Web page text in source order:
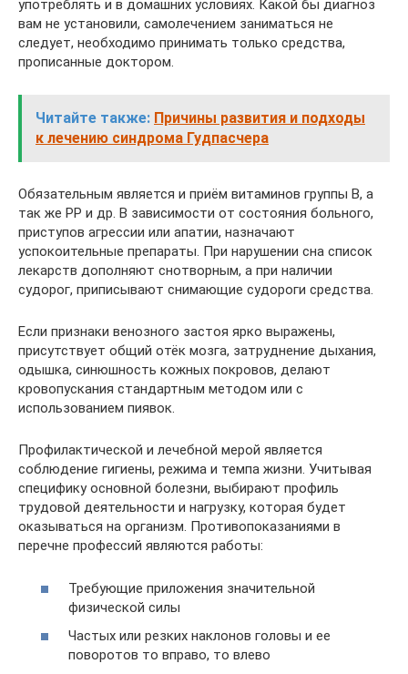
употреблять и в домашних условиях. Какой бы диагноз
вам не установили, самолечением заниматься не
следует, необходимо принимать только средства,
прописанные доктором.
Читайте также: Причины развития и подходы
к лечению синдрома Гудпасчера
Обязательным является и приём витаминов группы В, а
так же РР и др. В зависимости от состояния больного,
приступов агрессии или апатии, назначают
успокоительные препараты. При нарушении сна список
лекарств дополняют снотворным, а при наличии
судорог, приписывают снимающие судороги средства.
Если признаки венозного застоя ярко выражены,
присутствует общий отёк мозга, затруднение дыхания,
одышка, синюшность кожных покровов, делают
кровопускания стандартным методом или с
использованием пиявок.
Профилактической и лечебной мерой является
соблюдение гигиены, режима и темпа жизни. Учитывая
специфику основной болезни, выбирают профиль
трудовой деятельности и нагрузку, которая будет
оказываться на организм. Противопоказаниями в
перечне профессий являются работы:
Требующие приложения значительной
физической силы
Частых или резких наклонов головы и ее
поворотов то вправо, то влево